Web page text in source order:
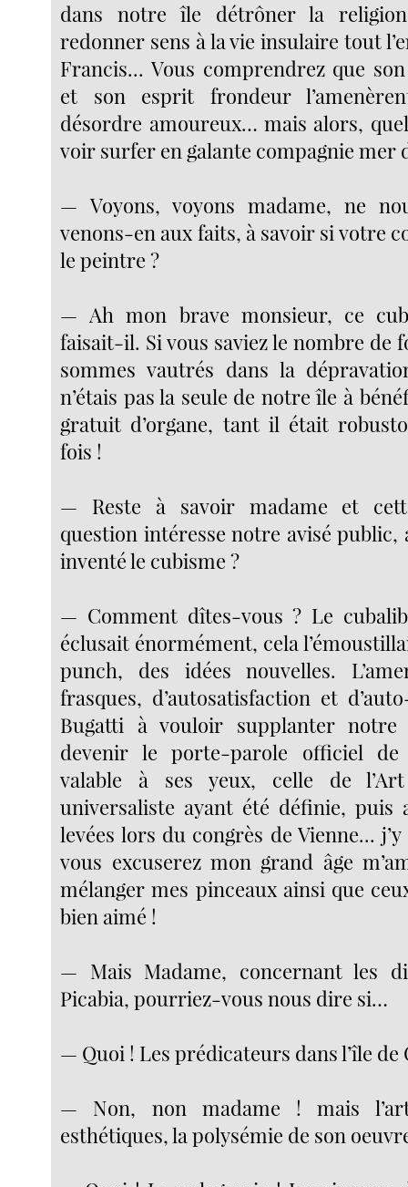
dans notre île détrôner la
redonner sens à la vie insulaire tout
Francis... Vous comprendrez que
et son esprit frondeur
désordre amoureux… mais alors,
voir surfer en galante compagnie mer
— Voyons, voyons madame, ne
venons-en aux faits, à savoir si votre
le peintre ?
— Ah mon brave monsieur, ce
faisait-il. Si vous saviez le nombre de
sommes vautrés dans la
n’étais pas la seule de notre île à
gratuit d’organe, tant il était
fois !
— Reste à savoir madame et
question intéresse notre avisé
inventé le cubisme ?
— Comment dîtes-vous ? Le
éclusait énormément, cela
punch, des idées nouvelles.
frasques, d’autosatisfaction et
Bugatti à vouloir supplanter notre
devenir le porte-parole officiel de
valable à ses yeux, celle de
universaliste ayant été définie, puis
levées lors du congrès de Vienne...
vous excuserez mon grand âge
mélanger mes pinceaux ainsi que
bien aimé !
— Mais Madame, concernant les
Picabia, pourriez-vous nous dire si…
— Quoi ! Les prédicateurs dans l’île de
— Non, non madame ! mais
esthétiques, la polysémie de son